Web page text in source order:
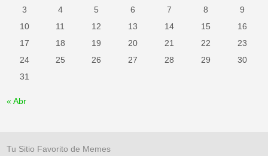
3
4 5 6 7 8
9
10
11 12 13 14 15
16
17
18 19 20 21 22
23
24
25 26 27 28 29
30
31
« Abr
Tu Sitio Favorito de Memes